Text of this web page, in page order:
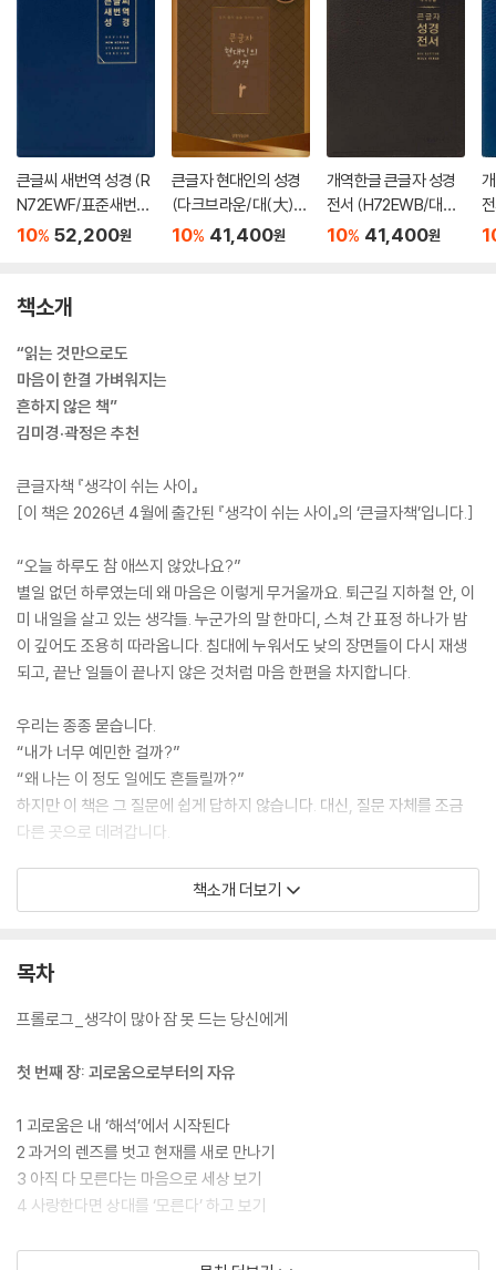
큰글씨 새번역 성경 (R
N72EWF/표준새번역
대단본/무지퍼/PU/반
10% 52,200원
큰글자 현대인의 성경
(다크브라운/대(大)/
단본/색인/천연우피)
10% 41,400원
개역한글 큰글자 성경
전서 (H72EWB/대단
본/무지퍼/PU/반달 색
10% 41,400원
책소개
“읽는 것만으로도
마음이 한결 가벼워지는
흔하지 않은 책”
김미경·곽정은 추천
큰글자책 『생각이 쉬는 사이』
[이 책은 2026년 4월에 출간된 『생각이 쉬는 사이』의 ‘큰글자책’입니다.]
“오늘 하루도 참 애쓰지 않았나요?”
별일 없던 하루였는데 왜 마음은 이렇게 무거울까요. 퇴근길 지하철 안, 이
미 내일을 살고 있는 생각들. 누군가의 말 한마디, 스쳐 간 표정 하나가 밤
이 깊어도 조용히 따라옵니다. 침대에 누워서도 낮의 장면들이 다시 재생
되고, 끝난 일들이 끝나지 않은 것처럼 마음 한편을 차지합니다.
우리는 종종 묻습니다.
“내가 너무 예민한 걸까?”
“왜 나는 이 정도 일에도 흔들릴까?”
하지만 이 책은 그 질문에 쉽게 답하지 않습니다. 대신, 질문 자체를 조금
다른 곳으로 데려갑니다.
이 책은 무언가를 더 하라고 말하지 않습니다. 더 단단해지라고, 더 괜찮아
놓아도 괜찮다고 말합니다.
애써 붙잡고 있던 생각이 잠깐 멈추는 순간, 익숙하지만 한 번도 제대로 보
억지로 밀어야 열릴 것 같던 문이 한 걸음 물러서는 순간 스르륵 열리듯이,
이 책은 우리가 애써 찾으려 했던 것과 전혀 다른 방식으로
마음을 만나는 길을 보여줍니다.
무언가를 더 얻는 것이 아니라 이미 있던 것을 조용히 알아보는 시간. 설명
책소개 더보기
목차
프롤로그_생각이 많아 잠 못 드는 당신에게
첫 번째 장: 괴로움으로부터의 자유
1 괴로움은 내 ‘해석’에서 시작된다
2 과거의 렌즈를 벗고 현재를 새로 만나기
3 아직 다 모른다는 마음으로 세상 보기
4 사랑한다면 상대를 ‘모른다’ 하고 보기
두 번째 장: 삶을 바꾸는 마음 연습